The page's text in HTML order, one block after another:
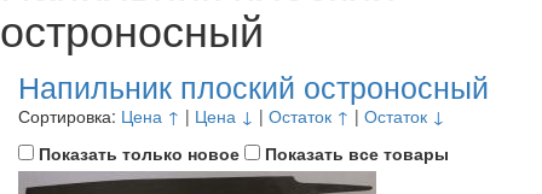
остроносный
Напильник плоский остроносный
Сортировка: Цена ↑ | Цена ↓ | Остаток ↑ | Остаток ↓
Показать только новое
Показать все товары